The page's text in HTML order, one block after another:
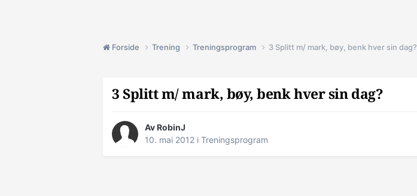
Forside Trening Treningsprogram 3 Splitt m/ mark, bøy, benk hver sin dag?
3 Splitt m/ mark, bøy, benk hver sin dag?
AvRobinJ
10. mai 2012 i Treningsprogram